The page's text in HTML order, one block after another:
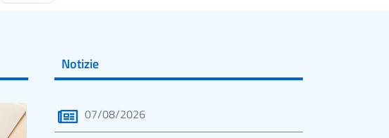
Notizie
07/08/2026